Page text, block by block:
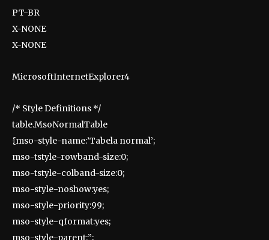
PT-BR
X-NONE
X-NONE
MicrosoftInternetExplorer4
/* Style Definitions */
table.MsoNormalTable
{mso-style-name:’Tabela normal’;
mso-tstyle-rowband-size:0;
mso-tstyle-colband-size:0;
mso-style-noshow:yes;
mso-style-priority:99;
mso-style-qformat:yes;
mso-style-parent:”;